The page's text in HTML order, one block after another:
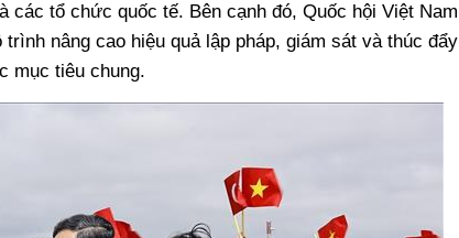
các tổ chức quốc tế. Bên cạnh đó, Quốc hội Việt Nam
nâng cao hiệu quả lập pháp, giám sát và thúc đẩy
mục tiêu chung.